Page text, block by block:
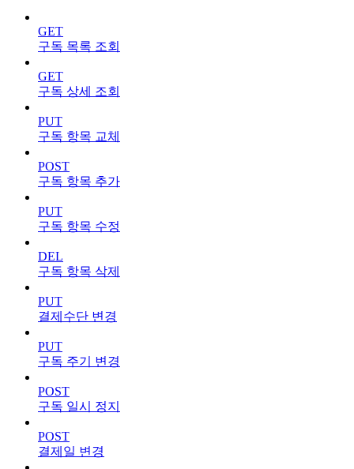
GET
구독 목록 조회
GET
구독 상세 조회
PUT
구독 항목 교체
POST
구독 항목 추가
PUT
구독 항목 수정
DEL
구독 항목 삭제
PUT
결제수단 변경
PUT
구독 주기 변경
POST
구독 일시 정지
POST
결제일 변경